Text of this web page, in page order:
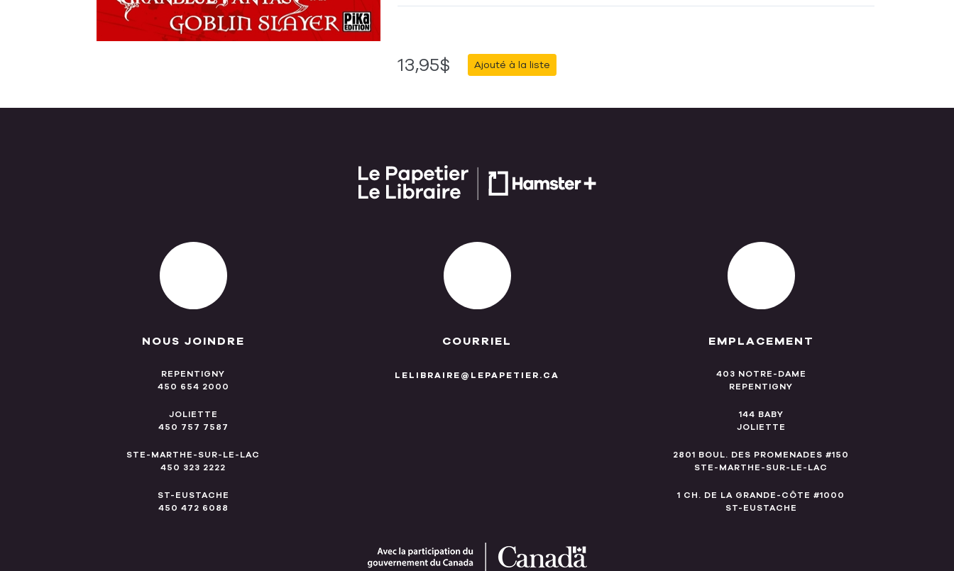
13,95$ Ajouté à la liste
NOUS JOINDRE
REPENTIGNY
450 654 2000
JOLIETTE
450 757 7587
STE-MARTHE-SUR-LE-LAC
450 323 2222
ST-EUSTACHE
450 472 6088
COURRIEL
LELIBRAIRE@LEPAPETIER.CA
EMPLACEMENT
403 NOTRE-DAME
REPENTIGNY
144 BABY
JOLIETTE
2801 BOUL. DES PROMENADES #150
STE-MARTHE-SUR-LE-LAC
1 CH. DE LA GRANDE-CÔTE #1000
ST-EUSTACHE